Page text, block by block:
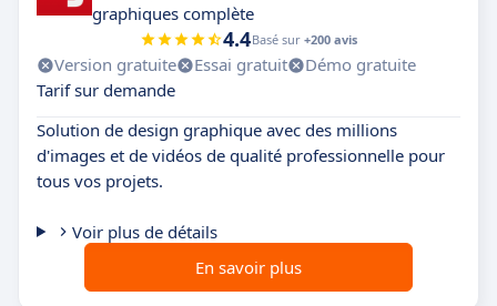
graphiques complète
4.4Basé sur +200 avis
Version gratuite Essai gratuit
Démo gratuite
Tarif sur demande
Solution de design graphique avec des millions
d'images et de vidéos de qualité professionnelle pour
tous vos projets.
Voir plus de détails
En savoir plus